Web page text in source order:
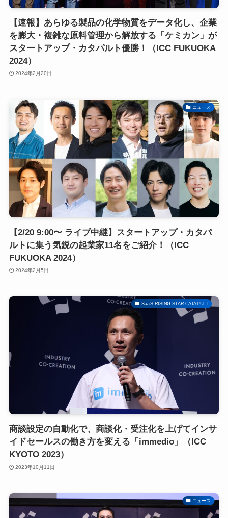
【速報】あらゆる製品の化学物質をデータ化し、企業
を膨大・複雑な原料管理から解放する「ケミカン」が
スタートアップ・カタパルト優勝！（ICC FUKUOKA
2024）
2024年2月20日
ニュース
【2/20 9:00〜 ライブ中継】スタートアップ・カタパ
ルトに集う気鋭の起業家11名をご紹介！（ICC
FUKUOKA 2024）
2024年2月5日
SaaS RISING STAR CATAPULT
商談設定の自動化で、商談化・受注化を上げてインサ
イドセールスの働き方を変える「immedio」（ICC
KYOTO 2023）
2023年10月11日
ニュース